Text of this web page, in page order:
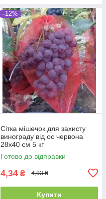
–12%
Сітка мішечок для захисту
винограду від ос червона
28х40 см 5 кг
Готово до відправки
4,34 ₴ 4,93 ₴
Купити